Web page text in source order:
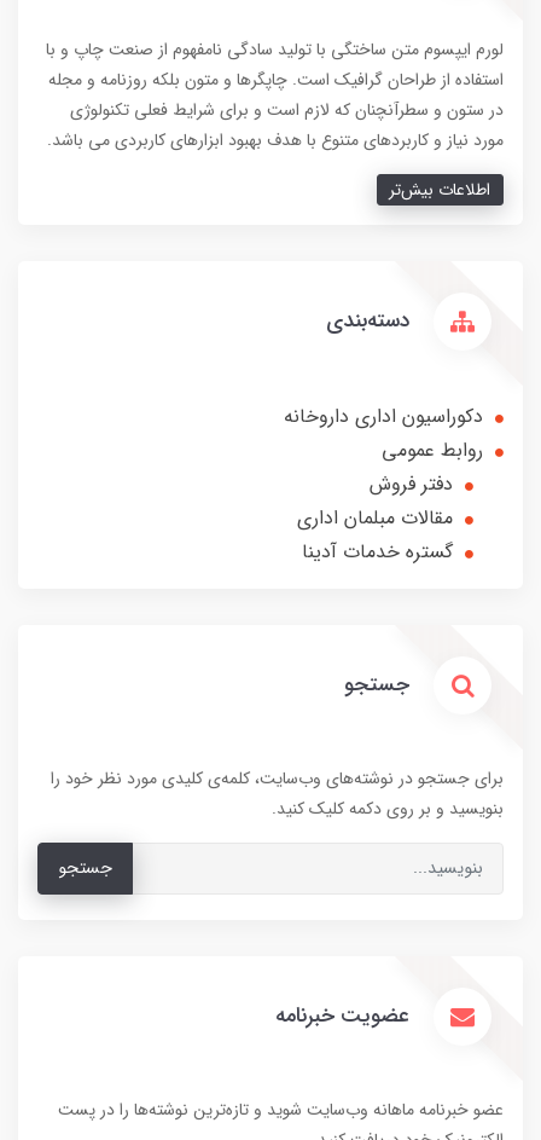
لورم ایپسوم متن ساختگی با تولید سادگی نامفهوم از صنعت چاپ و با
استفاده از طراحان گرافیک است. چاپگرها و متون بلکه روزنامه و مجله
در ستون و سطرآنچنان که لازم است و برای شرایط فعلی تکنولوژی
مورد نیاز و کاربردهای متنوع با هدف بهبود ابزارهای کاربردی می باشد.
اطلاعات بیش‌تر
دسته‌بندی
دکوراسیون اداری داروخانه
روابط عمومی
دفتر فروش
مقالات مبلمان اداری
گستره خدمات آدینا
جستجو
برای جستجو در نوشته‌های وب‌سایت، کلمه‌ی کلیدی مورد نظر خود را
بنویسید و بر روی دکمه کلیک کنید.
جستجو
عضویت خبرنامه
عضو خبرنامه ماهانه وب‌سایت شوید و تازه‌ترین نوشته‌ها را در پست